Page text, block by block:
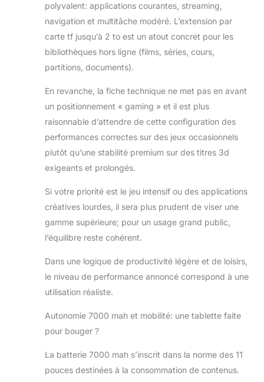
d'amplification intelligente pour une
meilleure qualité sonore. Un
connecteur audio de 3,5 mm a
également été ajouté pour prendre en
🎁【Tablette 2 en 1】La tablette 128 go
avec souris et clavier peut être utilisée
comme un petit ordinateur portable.
La tablette android 11 pouces
comprend également un adaptateur,
un étui, un chargeur, un protecteur
d'écran et bien plus encore.
polyvalent: applications courantes, streaming,
navigation et multitâche modéré. L’extension par
carte tf jusqu’à 2 to est un atout concret pour les
bibliothèques hors ligne (films, séries, cours,
partitions, documents).
En revanche, la fiche technique ne met pas en avant
un positionnement « gaming » et il est plus
raisonnable d’attendre de cette configuration des
performances correctes sur des jeux occasionnels
plutôt qu’une stabilité premium sur des titres 3d
exigeants et prolongés.
Si votre priorité est le jeu intensif ou des applications
créatives lourdes, il sera plus prudent de viser une
gamme supérieure; pour un usage grand public,
l’équilibre reste cohérent.
Dans une logique de productivité légère et de loisirs,
le niveau de performance annoncé correspond à une
utilisation réaliste.
Autonomie 7000 mah et mobilité: une tablette faite
pour bouger ?
La batterie 7000 mah s’inscrit dans la norme des 11
pouces destinées à la consommation de contenus.